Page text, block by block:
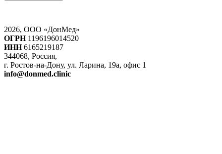
2026, ООО «ДонМед»
ОГРН1196196014520
ИНН6165219187
344068, Россия,
г. Ростов-на-Дону, ул. Ларина, 19а, офис 1
info@donmed.clinic